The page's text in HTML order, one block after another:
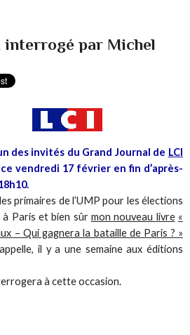
interrogé par Michel
des invités du Grand Journal de LCI
vendredi 17 février en fin d’après-
primaires de l’UMP pour les élections
à Paris et bien sûr mon nouveau livre «
– Qui gagnera la bataille de Paris ? »
il y a une semaine aux éditions
à cette occasion.